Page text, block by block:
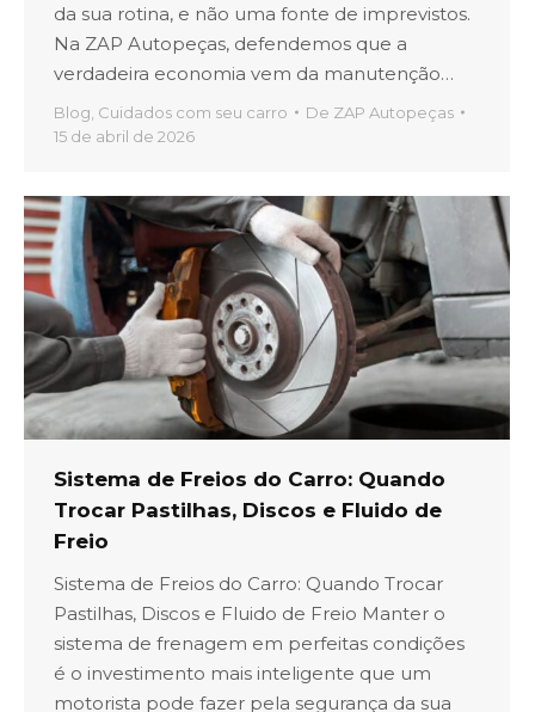
da sua rotina, e não uma fonte de imprevistos.
Na ZAP Autopeças, defendemos que a
verdadeira economia vem da manutenção…
Blog Cuidados com seu carro De ZAP Autopeças
15 de abril de 2026
Sistema de Freios do Carro: Quando
Trocar Pastilhas, Discos e Fluido de
Freio
Sistema de Freios do Carro: Quando Trocar
Pastilhas, Discos e Fluido de Freio Manter o
sistema de frenagem em perfeitas condições
é o investimento mais inteligente que um
motorista pode fazer pela segurança da sua